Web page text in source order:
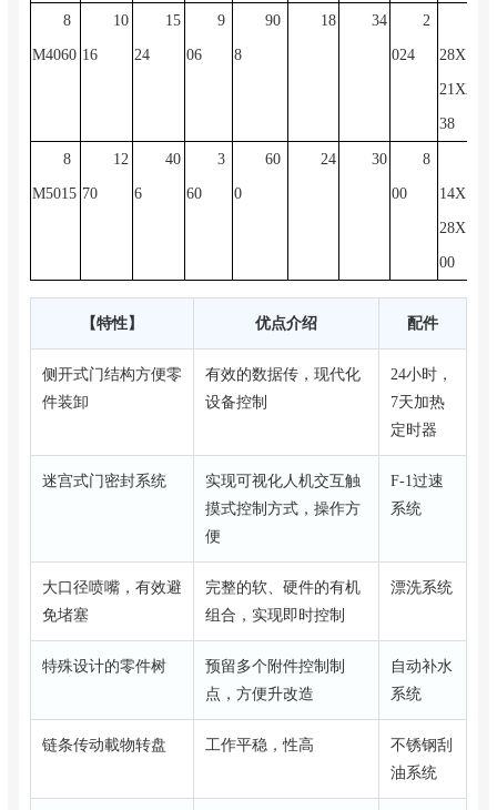
8
M4060
10
16
15
24
9
06
90
8
18 34 2
024 28X15
21X27
38
8
M5015
12
70
40
6
3
60
60
0
24 30 8
00 14X16
28X14
00
【特性】 优点介绍 配件
侧开式门结构方便零
件装卸
有效的数据传，现代化
设备控制
24小时，
7天加热
定时器
迷宫式门密封系统
实现可视化人机交互触
摸式控制方式，操作方
便
F-1过速
系统
大口径喷嘴，有效避
免堵塞
完整的软、硬件的有机
组合，实现即时控制
漂洗系统
特殊设计的零件树
预留多个附件控制制
点，方便升改造
自动补水
系统
链条传动載物转盘 工作平稳，性高
不锈钢刮
油系统